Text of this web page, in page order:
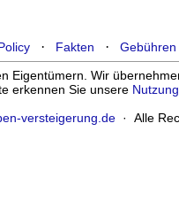
· Fakten · Gebühren
Eigentümern. Wir
erkennen Sie unsere
versteigerung.de· Alle